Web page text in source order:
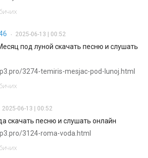
• 2025-06-13 | 00:52
под луной скачать песню и слушать
3274-temiris-mesjac-pod-lunoj.html
2025-06-13 | 00:52
скачать песню и слушать онлайн
3124-roma-voda.html